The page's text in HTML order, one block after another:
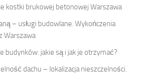
kostki brukowej betonowej Warszawa
– usługi budowlane. Wykończenia
Warszawa
budynków: jakie są i jak je otrzymać?
dachu – lokalizacja nieszczelności.